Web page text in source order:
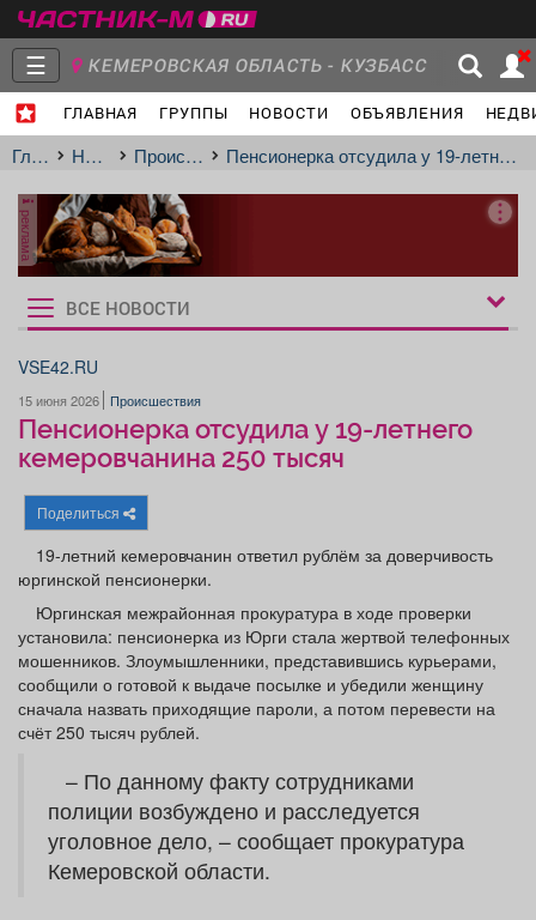
☰ КЕМЕРОВСКАЯ ОБЛАСТЬ - КУЗБАСС
ГЛАВНАЯ ГРУППЫ НОВОСТИ ОБЪЯВЛЕНИЯ
Главная
Группы
Объявления Недвижимость Услуги
Работа
Афиша Обучение Проекты
Товары Поздравления Погода
ТВ программа Я - пенсионер
Главная Новости Происшествия Пенсионерка отсудила у 19-летнего кемеровчанина 250 тысяч
реклама
Рукбрики
новостей
ВСЕ НОВОСТИ
VSE42.RU
15 июня 2026 Происшествия
Пенсионерка отсудила у 19-летнего
кемеровчанина 250 тысяч
Поделиться
19-летний кемеровчанин ответил рублём за доверчивость
юргинской пенсионерки.
Юргинская межрайонная прокуратура в ходе проверки
установила: пенсионерка из Юрги стала жертвой телефонных
мошенников. Злоумышленники, представившись курьерами,
сообщили о готовой к выдаче посылке и убедили женщину
сначала назвать приходящие пароли, а потом перевести на
счёт 250 тысяч рублей.
– По данному факту сотрудниками
полиции возбуждено и расследуется
уголовное дело, – сообщает прокуратура
Кемеровской области.